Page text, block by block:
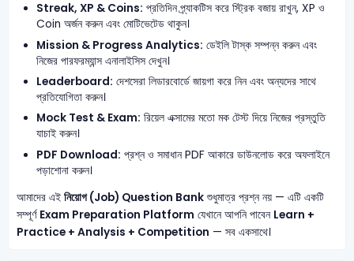
Streak, XP & Coins: প্রতিদিন প্র্যাকটিস করে স্ট্রিক বজায় রাখুন, XP ও
Coin অর্জন করুন এবং মোটিভেটেড থাকুন।
Mission & Progress Analytics: ডেইলি টাস্ক সম্পন্ন করুন এবং
নিজের পারফরম্যান্স এনালাইসিস দেখুন।
Leaderboard: দেশসেরা লিডারবোর্ডে জায়গা করে নিন এবং অন্যদের সাথে
প্রতিযোগিতা করুন।
Mock Test & Exam: রিয়েল এক্সামের মতো মক টেস্ট দিয়ে নিজের প্রস্তুতি
যাচাই করুন।
PDF Download: প্রশ্ন ও সমাধান PDF আকারে ডাউনলোড করে অফলাইনে
পড়াশোনা করুন।
আমাদের এই নিয়োগ (Job) Question Bankশুধুমাত্র প্রশ্ন নয় — এটি একটি
সম্পূর্ণ Exam Preparation Platform যেখানে আপনি পাবেন Learn +
Practice + Analysis + Competition — সব একসাথে।